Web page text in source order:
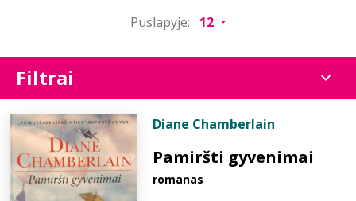
Puslapyje:
Filtrai
Diane Chamberlain
Pamiršti gyvenimai
romanas